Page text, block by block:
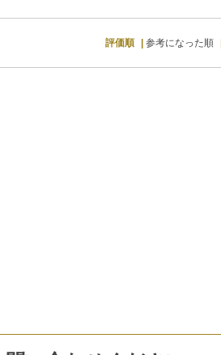
評価順 参考になった順